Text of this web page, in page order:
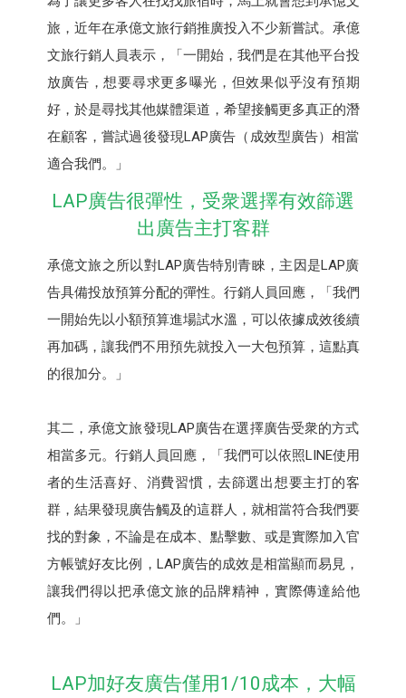
旅，近年在承億文旅行銷推廣投入不少新嘗試。承億
文旅行銷人員表示，「一開始，我們是在其他平台投
放廣告，想要尋求更多曝光，但效果似乎沒有預期
好，於是尋找其他媒體渠道，希望接觸更多真正的潛
在顧客，嘗試過後發現LAP廣告（成效型廣告）相當
適合我們。」
LAP廣告很彈性，受衆選擇有效篩選
出廣告主打客群
承億文旅之所以對LAP廣告特別青睞，主因是LAP廣
告具備投放預算分配的彈性。行銷人員回應，「我們
一開始先以小額預算進場試水溫，可以依據成效後續
再加碼，讓我們不用預先就投入一大包預算，這點真
的很加分。」
其二，承億文旅發現LAP廣告在選擇廣告受衆的方式
相當多元。行銷人員回應，「我們可以依照LINE使用
者的生活喜好、消費習慣，去篩選出想要主打的客
群，結果發現廣告觸及的這群人，就相當符合我們要
找的對象，不論是在成本、點擊數、或是實際加入官
方帳號好友比例，LAP廣告的成效是相當顯而易見，
讓我們得以把承億文旅的品牌精神，實際傳達給他
們。」
LAP加好友廣告僅用1/10成本，大幅